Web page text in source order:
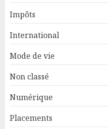
Impôts
International
Mode de vie
Non classé
Numérique
Placements